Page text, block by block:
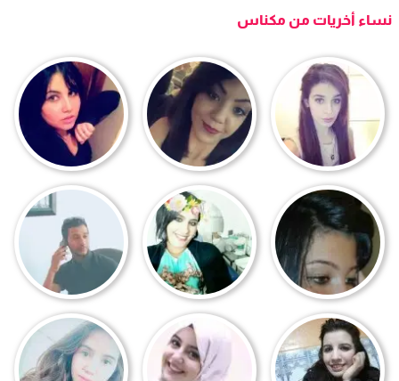
نساء أخريات من مكناس